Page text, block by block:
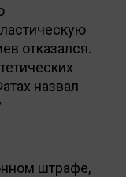
отказался.
назвал
штрафе,